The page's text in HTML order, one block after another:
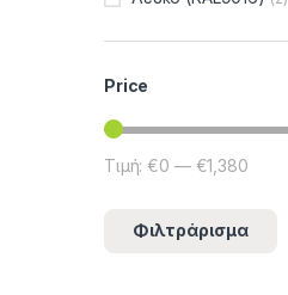
Price
Φιλτράρισμα
Τιμή: €0 — €1,380